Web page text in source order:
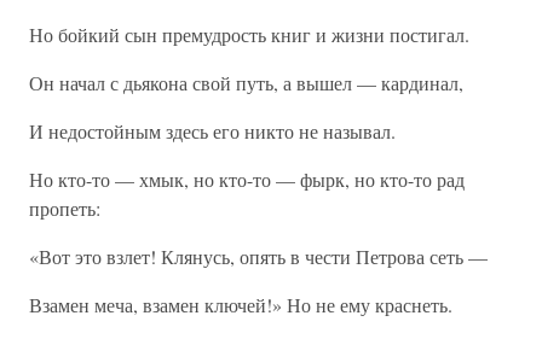
Но бойкий сын премудрость книг и жизни постигал.
Он начал с дьякона свой путь, а вышел — кардинал,
И недостойным здесь его никто не называл.
Но кто-то — хмык, но кто-то — фырк, но кто-то рад
пропеть:
«Вот это взлет! Клянусь, опять в чести Петрова сеть —
Взамен меча, взамен ключей!» Но не ему краснеть.